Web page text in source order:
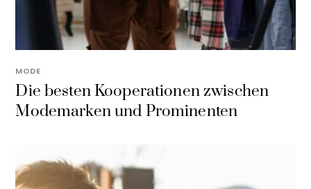
MODE
Die besten Kooperationen zwischen
Modemarken und Prominenten